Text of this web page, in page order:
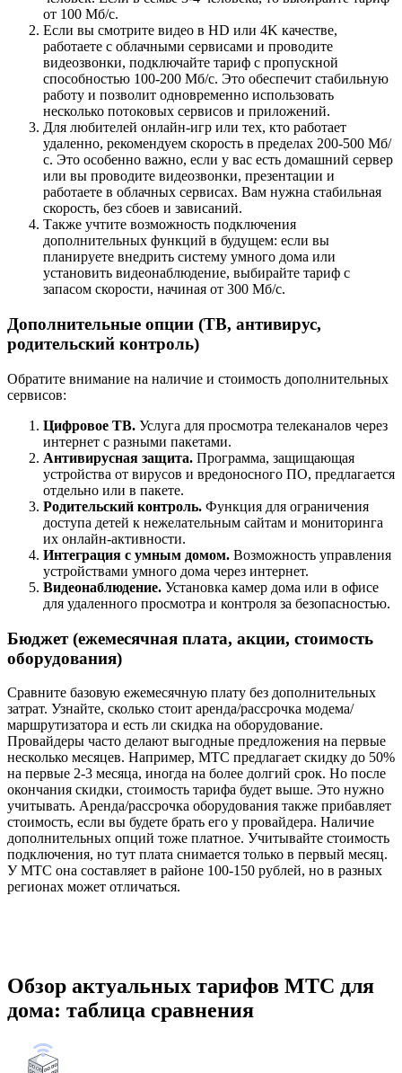
от 100 Мб/с.
Если вы смотрите видео в HD или 4K качестве,
работаете с облачными сервисами и проводите
видеозвонки, подключайте тариф с пропускной
способностью 100-200 Мб/с. Это обеспечит стабильную
работу и позволит одновременно использовать
несколько потоковых сервисов и приложений.
Для любителей онлайн-игр или тех, кто работает
удаленно, рекомендуем скорость в пределах 200-500 Мб/
с. Это особенно важно, если у вас есть домашний сервер
или вы проводите видеозвонки, презентации и
работаете в облачных сервисах. Вам нужна стабильная
скорость, без сбоев и зависаний.
Также учтите возможность подключения
дополнительных функций в будущем: если вы
планируете внедрить систему умного дома или
установить видеонаблюдение, выбирайте тариф с
запасом скорости, начиная от 300 Мб/с.
Дополнительные опции (ТВ, антивирус,
родительский контроль)
Обратите внимание на наличие и стоимость дополнительных
сервисов:
Цифровое ТВ. Услуга для просмотра телеканалов через
интернет с разными пакетами.
Антивирусная защита. Программа, защищающая
устройства от вирусов и вредоносного ПО, предлагается
отдельно или в пакете.
Родительский контроль. Функция для ограничения
доступа детей к нежелательным сайтам и мониторинга
их онлайн-активности.
Интеграция с умным домом. Возможность управления
устройствами умного дома через интернет.
Видеонаблюдение. Установка камер дома или в офисе
для удаленного просмотра и контроля за безопасностью.
Бюджет (ежемесячная плата, акции, стоимость
оборудования)
Сравните базовую ежемесячную плату без дополнительных
затрат. Узнайте, сколько стоит аренда/рассрочка модема/
маршрутизатора и есть ли скидка на оборудование.
Провайдеры часто делают выгодные предложения на первые
несколько месяцев. Например, МТС предлагает скидку до 50%
на первые 2-3 месяца, иногда на более долгий срок. Но после
окончания скидки, стоимость тарифа будет выше. Это нужно
учитывать. Аренда/рассрочка оборудования также прибавляет
стоимость, если вы будете брать его у провайдера. Наличие
дополнительных опций тоже платное. Учитывайте стоимость
подключения, но тут плата снимается только в первый месяц.
У МТС она составляет в районе 100-150 рублей, но в разных
регионах может отличаться.
Обзор актуальных тарифов МТС для
дома: таблица сравнения